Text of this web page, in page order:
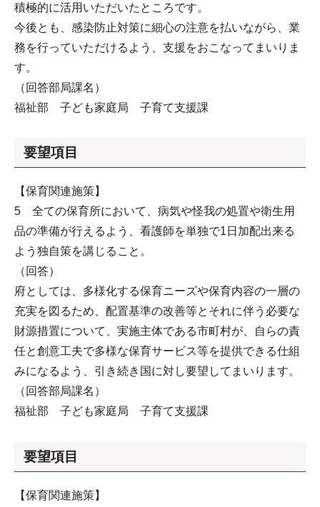
積極的に活用いただいたところです。
今後とも、感染防止対策に細心の注意を払いながら、業
務を行っていただけるよう、支援をおこなってまいりま
す。
（回答部局課名）
福祉部 子ども家庭局 子育て支援課
要望項目
【保育関連施策】
5 全ての保育所において、病気や怪我の処置や衛生用
品の準備が行えるよう、看護師を単独で1日加配出来る
よう独自策を講じること。
（回答）
府としては、多様化する保育ニーズや保育内容の一層の
充実を図るため、配置基準の改善等とそれに伴う必要な
財源措置について、実施主体である市町村が、自らの責
任と創意工夫で多様な保育サービス等を提供できる仕組
みになるよう、引き続き国に対し要望してまいります。
（回答部局課名）
福祉部 子ども家庭局 子育て支援課
要望項目
【保育関連施策】